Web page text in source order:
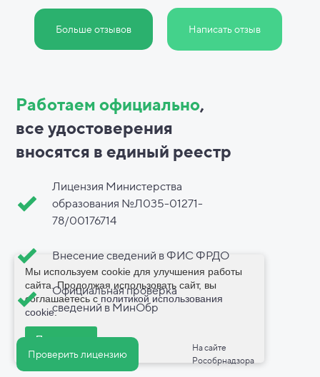
Больше отзывов Написать отзыв
Работаем официально,
все удостоверения
вносятся в единый реестр
Проверить лицензию
На сайте
Рособрнадзора
Лицензия Министерства
образования №Л035-01271-
78/00176714
Внесение сведений в ФИС ФРДО
Официальная проверка
сведений в МинОбр
Мы используем cookie для улучшения работы
сайта. Продолжая использовать сайт, вы
соглашаетесь с политикой использования
cookie.
Принимаю